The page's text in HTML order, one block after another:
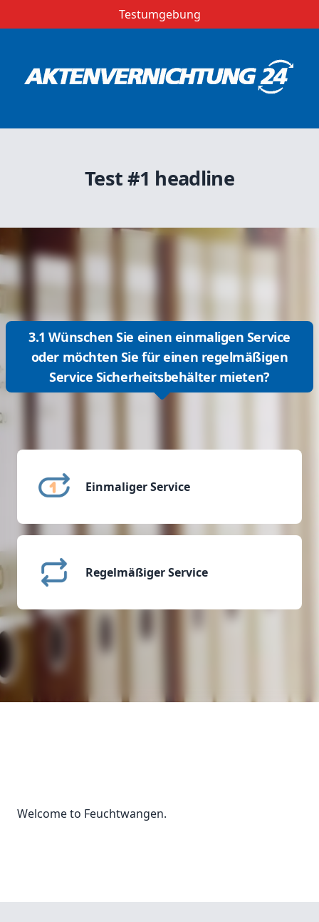
Testumgebung
Test #1 headline
3.1 Wünschen Sie einen einmaligen Service
oder möchten Sie für einen regelmäßigen
Service Sicherheitsbehälter mieten?
Einmaliger Service
Regelmäßiger Service
Welcome to Feuchtwangen.